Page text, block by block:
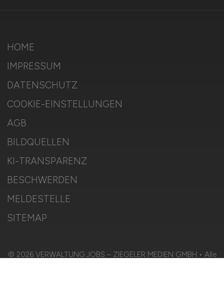
HOME
IMPRESSUM
DATENSCHUTZ
COOKIE-EINSTELLUNGEN
AGB
BILDQUELLEN
KI-TRANSPARENZ
BESCHWERDEN
MELDESTELLE
SITEMAP
© 2026 VERWALTUNG.JOBS – ZIEGELER MEDIEN GMBH • Alle